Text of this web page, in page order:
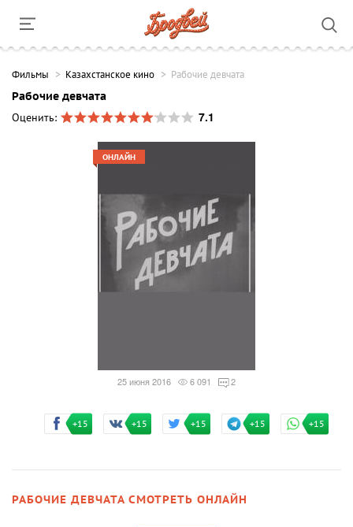
Фильмы Казахстанское кино Рабочие девчата
Рабочие девчата
Оценить:
7.1
ОНЛАЙН
25 июня 2016 6 091 2
+15 +15 +15 +15 +15
РАБОЧИЕ ДЕВЧАТА СМОТРЕТЬ ОНЛАЙН